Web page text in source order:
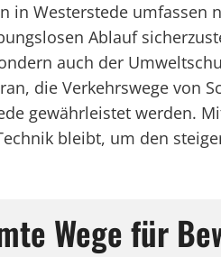
in Westerstede
Ablauf
auch der
die Verkehrswege von
gewährleistet werden.
bleibt, um den
Wege für